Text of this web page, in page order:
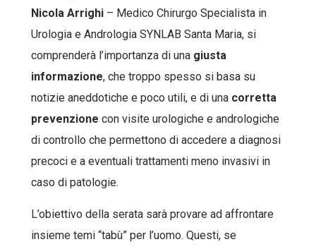
Nicola Arrighi – Medico Chirurgo Specialista in
Urologia e Andrologia SYNLAB Santa Maria, si
comprenderà l’importanza di una giusta
informazione, che troppo spesso si basa su
notizie aneddotiche e poco utili, e di una corretta
prevenzione con visite urologiche e andrologiche
di controllo che permettono di accedere a diagnosi
precoci e a eventuali trattamenti meno invasivi in
caso di patologie.
L’obiettivo della serata sarà provare ad affrontare
insieme temi “tabù” per l’uomo. Questi, se